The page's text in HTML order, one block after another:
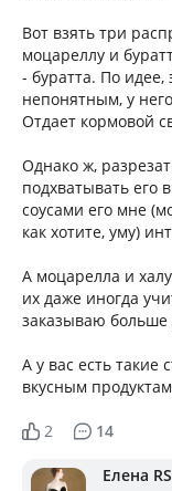
Вот взять три
моцареллу и
- буратта. По идее,
непонятным, у
Отдает кормовой
Однако ж,
подхватывать его
соусами его мне
как хотите, уму)
А моцарелла и
их даже иногда
заказываю больше
А у вас есть такие
вкусным
2 14
Елена RS